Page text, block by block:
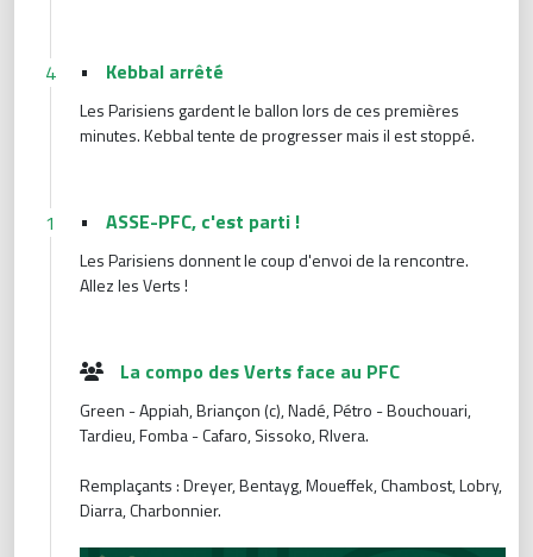
4 • Kebbal arrêté
Les Parisiens gardent le ballon lors de ces premières
minutes. Kebbal tente de progresser mais il est stoppé.
1 • ASSE-PFC, c'est parti !
Les Parisiens donnent le coup d'envoi de la rencontre.
Allez les Verts !
La compo des Verts face au PFC
Green - Appiah, Briançon (c), Nadé, Pétro - Bouchouari,
Tardieu, Fomba - Cafaro, Sissoko, RIvera.
Remplaçants : Dreyer, Bentayg, Moueffek, Chambost, Lobry,
Diarra, Charbonnier.